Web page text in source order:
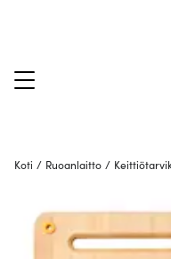
Koti / Ruoanlaitto /